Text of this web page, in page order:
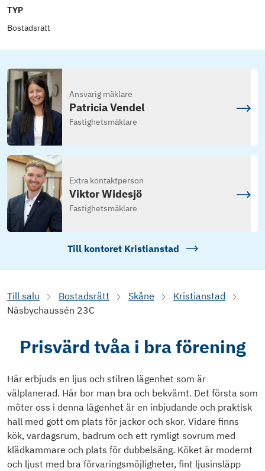
TYP
Bostadsrätt
Ansvarig mäklare
Patricia Vendel
Fastighetsmäklare
Extra kontaktperson
Viktor Widesjö
Fastighetsmäklare
Till kontoret Kristianstad
Till salu Bostadsrätt Skåne
Kristianstad
Näsbychaussén 23C
Prisvärd tvåa i bra förening
Här erbjuds en ljus och stilren lägenhet som är
välplanerad. Här bor man bra och bekvämt. Det första som
möter oss i denna lägenhet är en inbjudande och praktisk
hall med gott om plats för jackor och skor. Vidare finns
kök, vardagsrum, badrum och ett rymligt sovrum med
klädkammare och plats för dubbelsäng. Köket är modernt
och ljust med bra förvaringsmöjligheter, fint ljusinsläpp